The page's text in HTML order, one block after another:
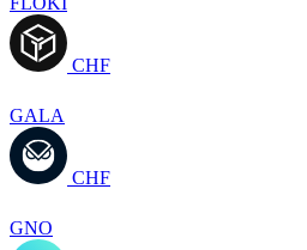
CHF
GALA
CHF
GNO